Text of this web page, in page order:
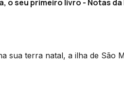
o seu primeiro livro - Notas da
sua terra natal, a ilha de São